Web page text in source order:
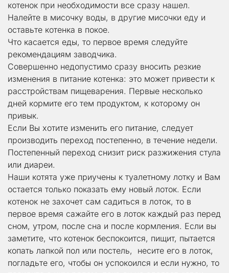
котенок при необходимости все сразу нашел.
Налейте в мисочку воды, в другие мисочки еду и
оставьте котенка в покое.
Что касается еды, то первое время следуйте
рекомендациям заводчика.
Совершенно недопустимо сразу вносить резкие
изменения в питание котенка: это может привести к
расстройствам пищеварения. Первые несколько
дней кормите его тем продуктом, к которому он
привык.
Если Вы хотите изменить его питание, следует
производить переход постепенно, в течение недели.
Постепенный переход снизит риск разжижения стула
или диареи.
Наши котята уже приучены к туалетному лотку и Вам
остается только показать ему новый лоток. Если
котенок не захочет сам садиться в лоток, то в
первое время сажайте его в лоток каждый раз перед
сном, утром, после сна и после кормления. Если вы
заметите, что котенок беспокоится, пищит, пытается
копать лапкой пол или постель,  несите его в лоток,
погладьте его, чтобы он успокоился и если нужно, то